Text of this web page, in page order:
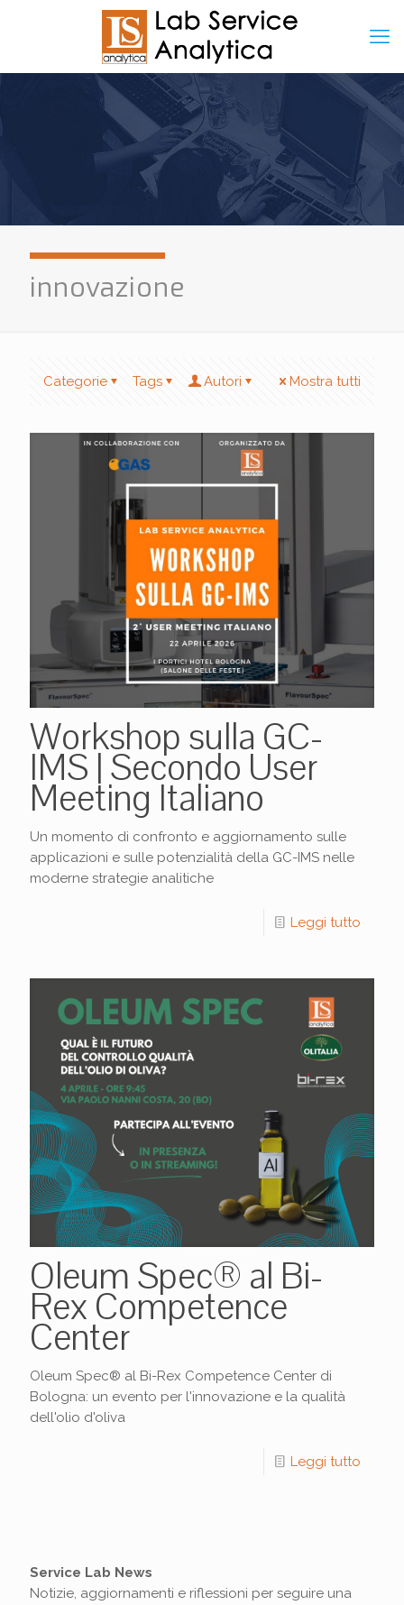
innovazione
Categorie Tags Autori Mostra tutti
Workshop sulla GC-
IMS | Secondo User
Meeting Italiano
Un momento di confronto e aggiornamento sulle
applicazioni e sulle potenzialità della GC-IMS nelle
moderne strategie analitiche
Leggi tutto
Oleum Spec® al Bi-
Rex Competence
Center
Oleum Spec® al Bi-Rex Competence Center di
Bologna: un evento per l'innovazione e la qualità
dell'olio d'oliva
Leggi tutto
Service Lab News
Notizie, aggiornamenti e riflessioni per seguire una